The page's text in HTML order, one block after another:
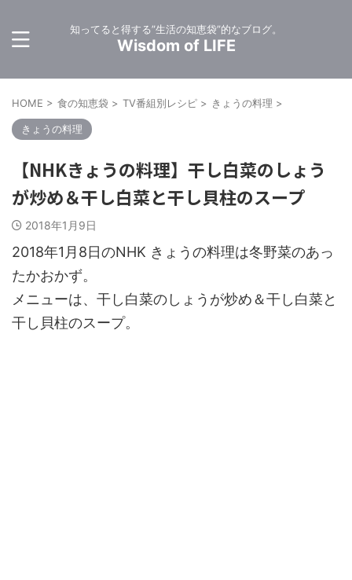
知ってると得する”生活の知恵袋”的なブログ。
Wisdom of LIFE
HOME > 食の知恵袋 > TV番組別レシピ > きょうの料理 >
きょうの料理
【NHKきょうの料理】干し白菜のしょう
が炒め＆干し白菜と干し貝柱のスープ
2018年1月9日
2018年1月8日のNHK きょうの料理は冬野菜のあっ
たかおかず。
メニューは、干し白菜のしょうが炒め＆干し白菜と
干し貝柱のスープ。